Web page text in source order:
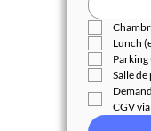
Lunch
Parking
Salle
CGV